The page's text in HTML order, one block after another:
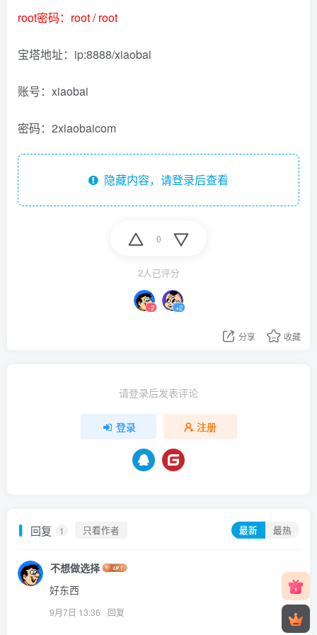
root密码：root / root
宝塔地址：ip:8888/xiaobai
账号：xiaobai
密码：2xiaobaicom
隐藏内容，请登录后查看
0
2人已评分
-2 +2
分享 收藏
请登录后发表评论
登录 注册
回复 1 只看作者 最新 最热
不想做选择
好东西
9月7日 13:36 回复